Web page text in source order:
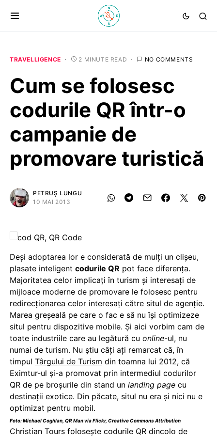
TRAVELLIGENCE 2 MINUTE READ NO COMMENTS
Cum se folosesc
codurile QR într-o
campanie de
promovare turistică
PETRUȘ LUNGU
10 MAI 2013
Deşi adoptarea lor e considerată de mulţi un clişeu,
plasate inteligent codurile QR pot face diferenţa.
Majoritatea celor implicaţi în turism şi interesaţi de
mijloace moderne de promovare le folosesc pentru
redirecţionarea celor interesaţi către situl de agenţie.
Marea greşeală pe care o fac e să nu îşi optimizeze
situl pentru dispozitive mobile. Şi aici vorbim cam de
toate industriile care au legătură cu online-ul, nu
numai de turism. Nu știu câți ați remarcat că, în
timpul Târgului de Turism din toamna lui 2012, că
Eximtur-ul și-a promovat prin intermediul codurilor
QR de pe broșurile din stand un landing page cu
destinații exotice. Din păcate, situl nu era și nici nu e
optimizat pentru mobil.
Foto:Michael Coghlan QR Manvia Flickr, Creative Commons Attribution
Christian Tours foloseşte codurile QR dincolo de